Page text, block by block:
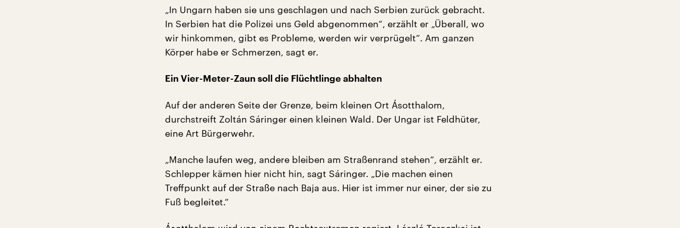
„In Ungarn haben sie uns geschlagen und nach Serbien zurück gebracht.
In Serbien hat die Polizei uns Geld abgenommen“, erzählt er „Überall, wo
wir hinkommen, gibt es Probleme, werden wir verprügelt“. Am ganzen
Körper habe er Schmerzen, sagt er.
Ein Vier-Meter-Zaun soll die Flüchtlinge abhalten
Auf der anderen Seite der Grenze, beim kleinen Ort Ásotthalom,
durchstreift Zoltán Sáringer einen kleinen Wald. Der Ungar ist Feldhüter,
eine Art Bürgerwehr.
„Manche laufen weg, andere bleiben am Straßenrand stehen“, erzählt er.
Schlepper kämen hier nicht hin, sagt Sáringer. „Die machen einen
Treffpunkt auf der Straße nach Baja aus. Hier ist immer nur einer, der sie zu
Fuß begleitet.“